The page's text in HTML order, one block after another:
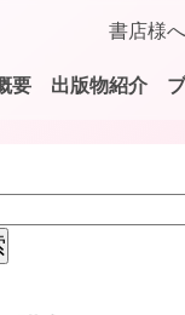
書店様へ
要 出版物紹介